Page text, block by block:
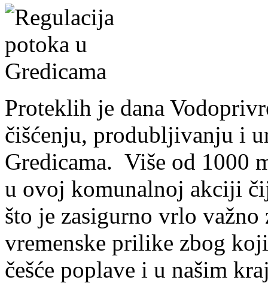
Proteklih je dana
čišćenju, produbljivanju i
Gredicama. Više od 1000
u ovoj komunalnoj akciji
što je zasigurno vrlo važno
vremenske prilike zbog
češće poplave i u našim